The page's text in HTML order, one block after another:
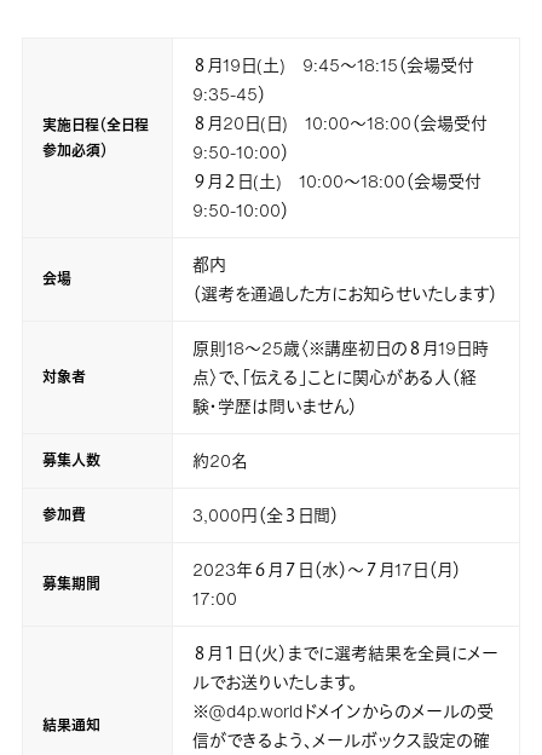
実施日程（全日程
参加必須）
８月19日(土) 9:45～18:15（会場受付
9:35-45）
８月20日(日) 10:00～18:00（会場受付
9:50-10:00）
９月２日(土) 10:00～18:00（会場受付
9:50-10:00）
会場
都内
（選考を通過した方にお知らせいたします）
対象者
原則18～25歳〈※講座初日の８月19日時
点〉で、「伝える」ことに関心がある人（経
験・学歴は問いません）
募集人数 約20名
参加費 3,000円（全３日間）
募集期間
2023年６月７日（水）～７月17日（月）
17:00
結果通知
８月１日（火）までに選考結果を全員にメー
ルでお送りいたします。
※@d4p.worldドメインからのメールの受
信ができるよう、メールボックス設定の確